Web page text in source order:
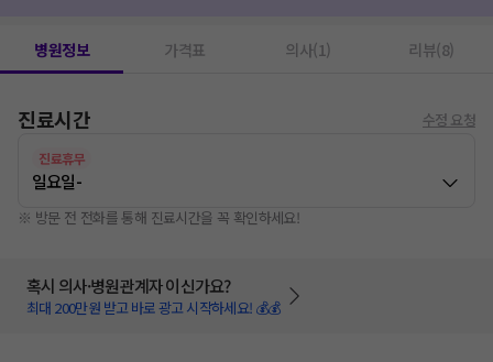
병원정보 가격표 의사(1) 리뷰(8)
진료시간 수정 요청
진료휴무
일요일-
※ 방문 전 전화를 통해 진료시간을 꼭 확인하세요!
혹시 의사·병원관계자 이신가요?
최대 200만원 받고 바로 광고 시작하세요! 💰💰